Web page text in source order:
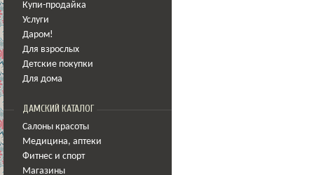
Купи-продайка
Услуги
Даром!
Для взрослых
Детские покупки
Для дома
ДАМСКИЙ КАТАЛОГ
Салоны красоты
Медицина, аптеки
Фитнес и спорт
Магазины